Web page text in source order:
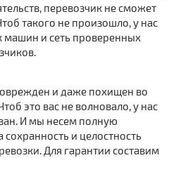
перевозчик не сможет
такого не произошло, у нас
машин и сеть проверенных
и даже похищен во
это вас не волновало, у нас
И мы несем полную
сохранность и целостность
Для гарантии составим